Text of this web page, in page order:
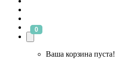
0
Ваша корзина пуста!